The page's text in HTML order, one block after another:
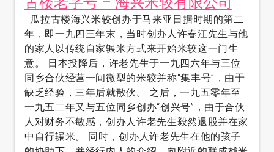
瓜拉古楼海兴米较创办于马来亚日据时期的第二
年，即一九四三年末，当时创办人许春江先生与他
的家人以传统自家辗米方式来开始米较这一门生
意。 日本投降后，许老先生于一九四六年与三位
同乡合伙经营一间微型的米较并称“集丰号”，由于
缺乏经验，三年后就散伙。 之后，一九五零年至
一九五二年又与五位同乡创办“创兴号”，由于合伙
人对财务不敏感，创办人许老先生毅然退股并在家
中自行辗米。 同时，创办人许老先生在他的孩子